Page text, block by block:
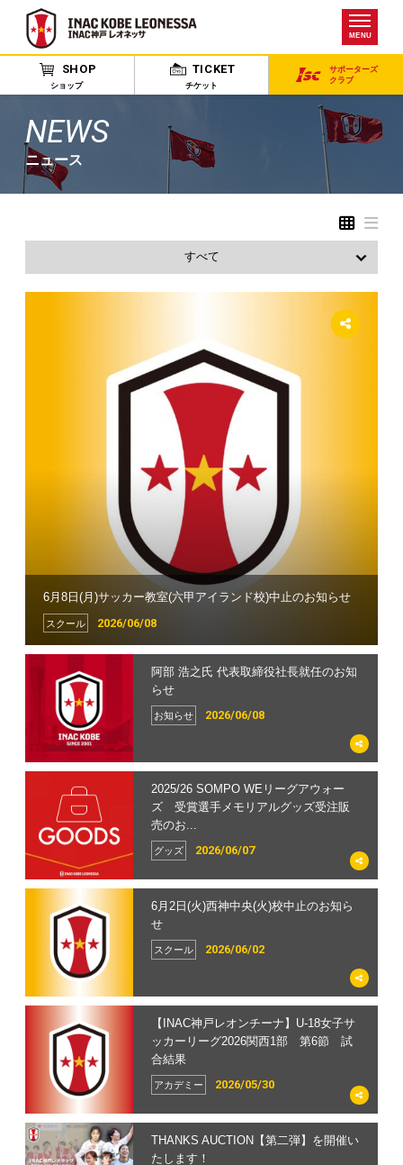
MENU
SHOP
ショップ
TICKET
チケット
サポーターズ
クラブ
NEWS
ニュース
すべて
お知らせ
試合
ホームタウン
イベント
チケット
サポーターズクラブ
スクール
2026/06/08
スクール
6月8日(月)サッカー教室(六甲アイランド校)中止のお知らせ
2026/06/08
お知らせ
阿部 浩之氏 代表取締役社長就任のお知
らせ
2026/06/07
グッズ
2025/26 SOMPO WEリーグアウォー
ズ 受賞選手メモリアルグッズ受注販
売のお...
2026/06/02
スクール
6月2日(火)西神中央(火)校中止のお知ら
せ
2026/05/30
アカデミー
【INAC神戸レオンチーナ】U-18女子サ
ッカーリーグ2026関西1部 第6節 試
合結果
THANKS AUCTION【第二弾】を開催い
たします！